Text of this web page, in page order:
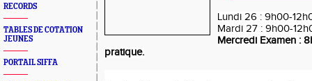
RECORDS
TABLES DE COTATION
JEUNES
PORTAIL SIFFA
Lundi 26 : 9h00-
Mardi 27 : 9h00-
Mercredi Examen :
pratique.